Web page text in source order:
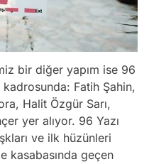
bir diğer yapım ise 96
Fatih Şahin,
Halit Özgür Sarı,
yer alıyor. 96 Yazı
ve ilk hüzünleri
kasabasında geçen
Video